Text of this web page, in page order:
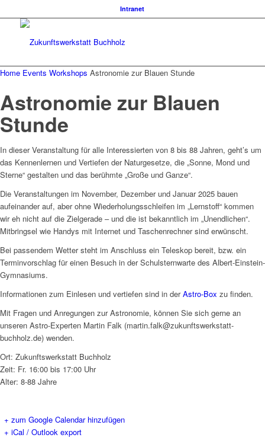
Intranet
Home Events Workshops Astronomie zur Blauen Stunde
Astronomie zur Blauen
Stunde
In dieser Veranstaltung für alle Interessierten von 8 bis 88 Jahren, geht’s um
das Kennenlernen und Vertiefen der Naturgesetze, die „Sonne, Mond und
Sterne“ gestalten und das berühmte „Große und Ganze“.
Die Veranstaltungen im November, Dezember und Januar 2025 bauen
aufeinander auf, aber ohne Wiederholungsschleifen im „Lernstoff“ kommen
wir eh nicht auf die Zielgerade – und die ist bekanntlich im „Unendlichen“.
Mitbringsel wie Handys mit Internet und Taschenrechner sind erwünscht.
Bei passendem Wetter steht im Anschluss ein Teleskop bereit, bzw. ein
Terminvorschlag für einen Besuch in der Schulsternwarte des Albert-Einstein-
Gymnasiums.
Informationen zum Einlesen und vertiefen sind in derAstro-Box zu finden.
Mit Fragen und Anregungen zur Astronomie, können Sie sich gerne an
unseren Astro-Experten Martin Falk (martin.falk@zukunftswerkstatt-
buchholz.de) wenden.
Ort: Zukunftswerkstatt Buchholz
Zeit: Fr. 16:00 bis 17:00 Uhr
Alter: 8-88 Jahre
+ zum Google Calendar hinzufügen
+ iCal / Outlook export